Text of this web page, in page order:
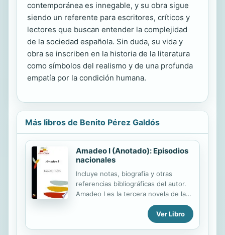
contemporánea es innegable, y su obra sigue
siendo un referente para escritores, críticos y
lectores que buscan entender la complejidad
de la sociedad española. Sin duda, su vida y
obra se inscriben en la historia de la literatura
como símbolos del realismo y de una profunda
empatía por la condición humana.
Más libros de Benito Pérez Galdós
Amadeo I (Anotado): Episodios
nacionales
Incluye notas, biografía y otras
referencias bibliográficas del autor.
Amadeo I es la tercera novela de la
serie final de los Episodios
Nacionales de Benito Pérez Galdós.
Fue escrito en el año 1910. El
Ver Libro